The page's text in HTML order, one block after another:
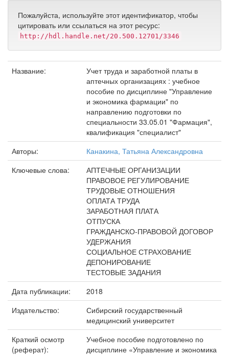
Пожалуйста, используйте этот идентификатор, чтобы
цитировать или ссылаться на этот ресурс:
http://hdl.handle.net/20.500.12701/3346
Название:
Учет труда и заработной платы в
аптечных организациях : учебное
пособие по дисциплине "Управление
и экономика фармации" по
направлению подготовки по
специальности 33.05.01 "Фармация",
квалификация "специалист"
Авторы:
Канакина, Татьяна Александровна
Ключевые слова:
АПТЕЧНЫЕ ОРГАНИЗАЦИИ
ПРАВОВОЕ РЕГУЛИРОВАНИЕ
ТРУДОВЫЕ ОТНОШЕНИЯ
ОПЛАТА ТРУДА
ЗАРАБОТНАЯ ПЛАТА
ОТПУСКА
ГРАЖДАНСКО-ПРАВОВОЙ ДОГОВОР
УДЕРЖАНИЯ
СОЦИАЛЬНОЕ СТРАХОВАНИЕ
ДЕПОНИРОВАНИЕ
ТЕСТОВЫЕ ЗАДАНИЯ
Дата публикации:
2018
Издательство:
Сибирский государственный
медицинский университет
Краткий осмотр
(реферат):
Учебное пособие подготовлено по
дисциплине «Управление и экономика